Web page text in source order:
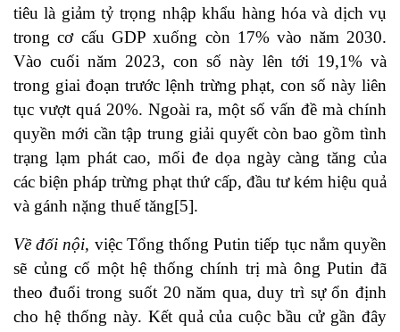
tiêu là giảm tỷ trọng nhập khẩu hàng hóa và dịch vụ
trong cơ cấu GDP xuống còn 17% vào năm 2030.
Vào cuối năm 2023, con số này lên tới 19,1% và
trong giai đoạn trước lệnh trừng phạt, con số này liên
tục vượt quá 20%. Ngoài ra, một số vấn đề mà chính
quyền mới cần tập trung giải quyết còn bao gồm tình
trạng lạm phát cao, mối đe dọa ngày càng tăng của
các biện pháp trừng phạt thứ cấp, đầu tư kém hiệu quả
và gánh nặng thuế tăng[5].
Về đối nội, việc Tổng thống Putin tiếp tục nắm quyền
sẽ củng cố một hệ thống chính trị mà ông Putin đã
theo đuổi trong suốt 20 năm qua, duy trì sự ổn định
cho hệ thống này. Kết quả của cuộc bầu cử gần đây